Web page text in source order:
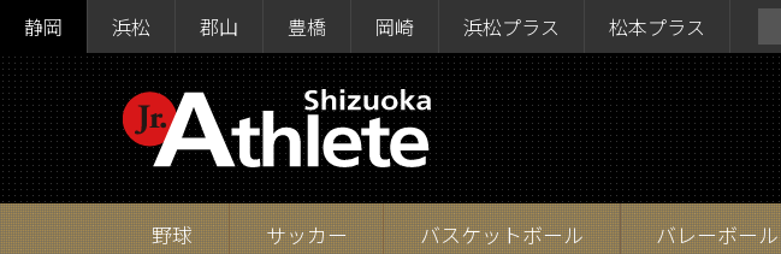
静岡 浜松 郡山 豊橋 岡崎 浜松プラス 松本プラス
野球 サッカー バスケットボール バレーボール